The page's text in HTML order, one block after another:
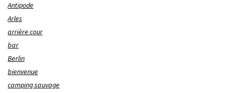
Antipode
Arles
arrière cour
bar
Berlin
bienvenue
camping sauvage